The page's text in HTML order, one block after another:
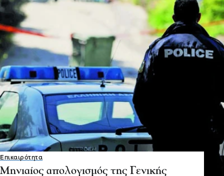
Επικαιρότητα
Μηνιαίος απολογισμός της Γενικής